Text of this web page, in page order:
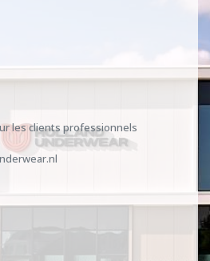
les clients professionnels